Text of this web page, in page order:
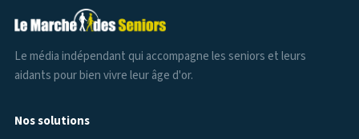
Le média indépendant qui accompagne les seniors et leurs
aidants pour bien vivre leur âge d'or.
Nos solutions